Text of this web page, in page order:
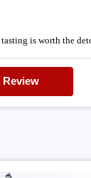
is worth the
Review